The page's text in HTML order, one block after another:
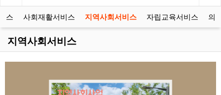
스 사회재활서비스 지역사회서비스 자립교육서비스 의
지역사회서비스